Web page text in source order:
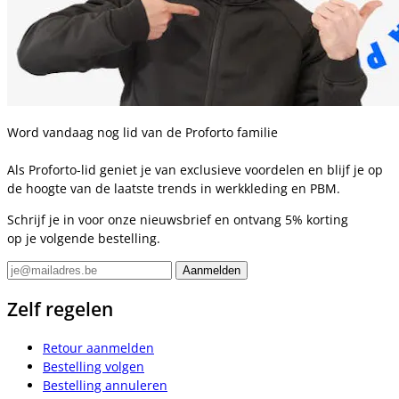
Word vandaag nog lid van de Proforto familie
Als Proforto-lid geniet je van exclusieve voordelen en blijf je op
de hoogte van de laatste trends in werkkleding en PBM.
Schrijf je in voor onze nieuwsbrief en ontvang 5% korting
op je volgende bestelling.
Zelf regelen
Retour aanmelden
Bestelling volgen
Bestelling annuleren